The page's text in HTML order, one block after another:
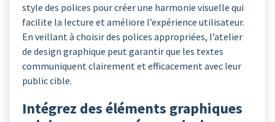
style des polices pour créer une harmonie visuelle qui
facilite la lecture et améliore l’expérience utilisateur.
En veillant à choisir des polices appropriées, l’atelier
de design graphique peut garantir que les textes
communiquent clairement et efficacement avec leur
public cible.
Intégrez des éléments graphiques